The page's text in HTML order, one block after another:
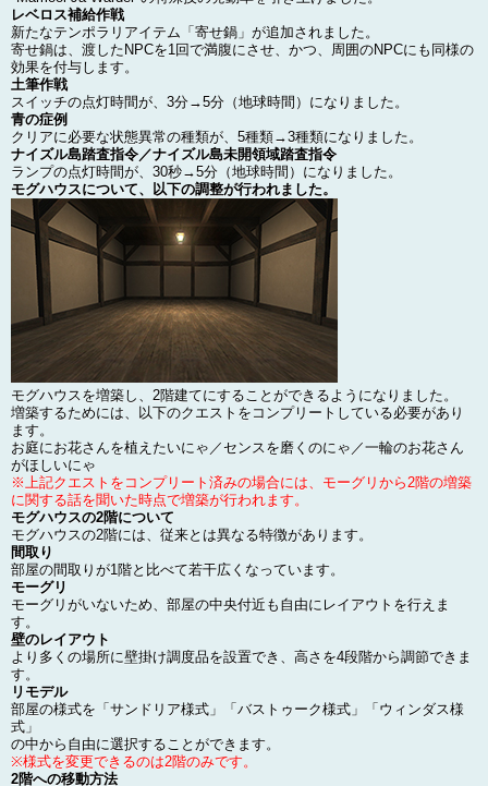
レベロス補給作戦
新たなテンポラリアイテム「寄せ鍋」が追加されました。
寄せ鍋は、渡したNPCを1回で満腹にさせ、かつ、周囲のNPCにも同様の
効果を付与します。
土筆作戦
スイッチの点灯時間が、3分→5分（地球時間）になりました。
青の症例
クリアに必要な状態異常の種類が、5種類→3種類になりました。
ナイズル島踏査指令／ナイズル島未開領域踏査指令
ランプの点灯時間が、30秒→5分（地球時間）になりました。
モグハウスについて、以下の調整が行われました。
モグハウスを増築し、2階建てにすることができるようになりました。
増築するためには、以下のクエストをコンプリートしている必要があり
ます。
お庭にお花さんを植えたいにゃ／センスを磨くのにゃ／一輪のお花さん
がほしいにゃ
※上記クエストをコンプリート済みの場合には、モーグリから2階の増築
に関する話を聞いた時点で増築が行われます。
モグハウスの2階について
モグハウスの2階には、従来とは異なる特徴があります。
間取り
部屋の間取りが1階と比べて若干広くなっています。
モーグリ
モーグリがいないため、部屋の中央付近も自由にレイアウトを行えま
す。
壁のレイアウト
より多くの場所に壁掛け調度品を設置でき、高さを4段階から調節できま
す。
リモデル
部屋の様式を「サンドリア様式」「バストゥーク様式」「ウィンダス様
式」
の中から自由に選択することができます。
※様式を変更できるのは2階のみです。
2階への移動方法